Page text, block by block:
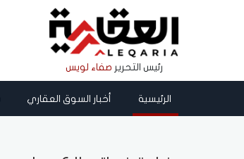
رئيس التحرير صفاء لويس
الرئيسية أخبار السوق العقاري